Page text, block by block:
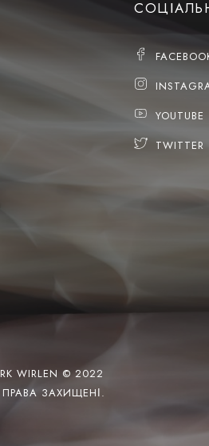
YOUTUBE
TWITTER
WIRLEN © 2022
ПРАВА ЗАХИЩЕНІ.